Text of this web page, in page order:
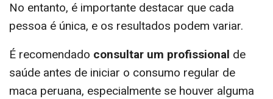
No entanto, é importante destacar que cada
pessoa é única, e os resultados podem variar.
É recomendado consultar um profissional de
saúde antes de iniciar o consumo regular de
maca peruana, especialmente se houver alguma